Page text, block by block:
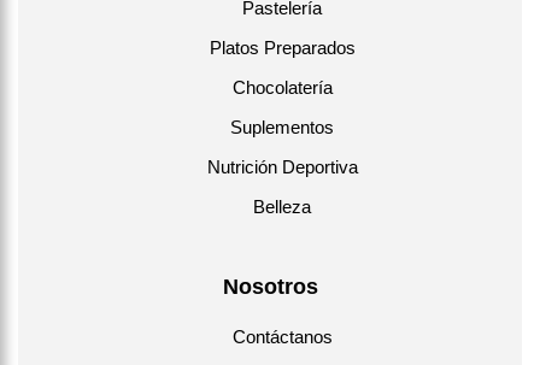
Pastelería
Platos Preparados
Chocolatería
Suplementos
Nutrición Deportiva
Belleza
Nosotros
Contáctanos